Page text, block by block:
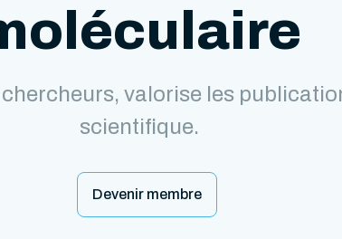
chercheurs, valorise les
scientifique.
Devenir membre